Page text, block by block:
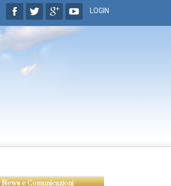
LOGIN
News e Comunicazioni